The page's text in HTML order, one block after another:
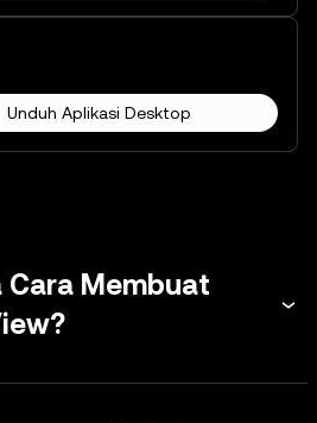
Unduh Aplikasi Desktop
Cara Membuat